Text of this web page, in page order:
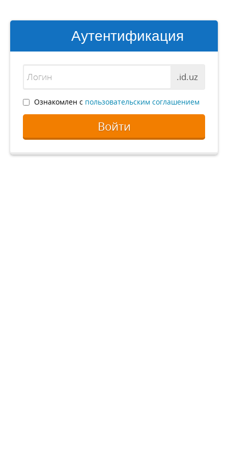
Аутентификация
.id.uz
Ознакомлен с пользовательским соглашением
Войти